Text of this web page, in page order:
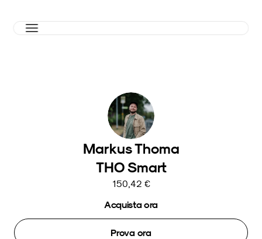
Markus Thoma
THO Smart
150,42 €
Acquista ora
Prova ora